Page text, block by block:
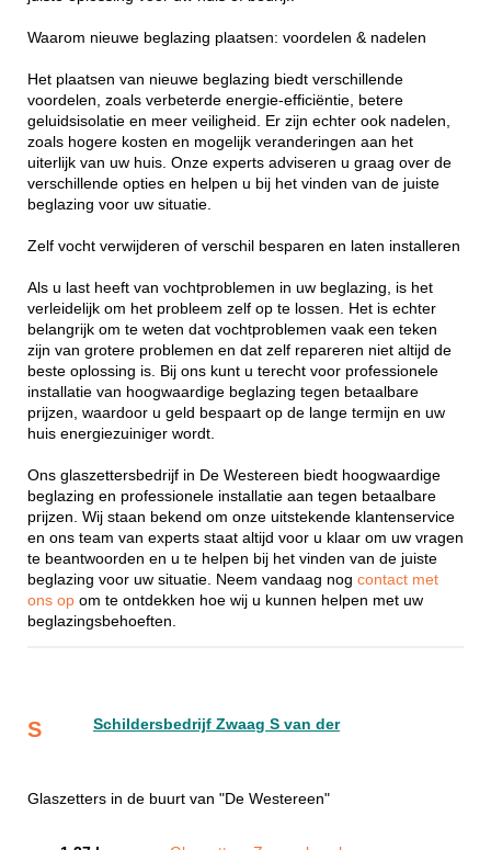
Waarom nieuwe beglazing plaatsen: voordelen & nadelen
Het plaatsen van nieuwe beglazing biedt verschillende
voordelen, zoals verbeterde energie-efficiëntie, betere
geluidsisolatie en meer veiligheid. Er zijn echter ook nadelen,
zoals hogere kosten en mogelijk veranderingen aan het
uiterlijk van uw huis. Onze experts adviseren u graag over de
verschillende opties en helpen u bij het vinden van de juiste
beglazing voor uw situatie.
Zelf vocht verwijderen of verschil besparen en laten installeren
Als u last heeft van vochtproblemen in uw beglazing, is het
verleidelijk om het probleem zelf op te lossen. Het is echter
belangrijk om te weten dat vochtproblemen vaak een teken
zijn van grotere problemen en dat zelf repareren niet altijd de
beste oplossing is. Bij ons kunt u terecht voor professionele
installatie van hoogwaardige beglazing tegen betaalbare
prijzen, waardoor u geld bespaart op de lange termijn en uw
huis energiezuiniger wordt.
Ons glaszettersbedrijf in De Westereen biedt hoogwaardige
beglazing en professionele installatie aan tegen betaalbare
prijzen. Wij staan bekend om onze uitstekende klantenservice
en ons team van experts staat altijd voor u klaar om uw vragen
te beantwoorden en u te helpen bij het vinden van de juiste
beglazing voor uw situatie. Neem vandaag nog contact met
ons op om te ontdekken hoe wij u kunnen helpen met uw
beglazingsbehoeften.
S Schildersbedrijf Zwaag S van der
Glaszetters in de buurt van "De Westereen"